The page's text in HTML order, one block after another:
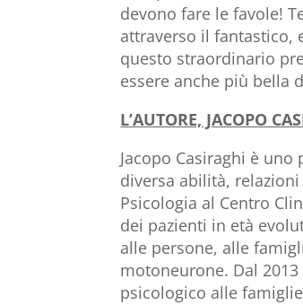
devono fare le favole!
attraverso il fantastico,
questo straordinario
essere anche più bella
L’AUTORE, JACOPO
Jacopo Casiraghi è
diversa abilità,
Psicologia al Centro
dei pazienti in età
alle persone, alle
motoneurone. Dal
psicologico alle